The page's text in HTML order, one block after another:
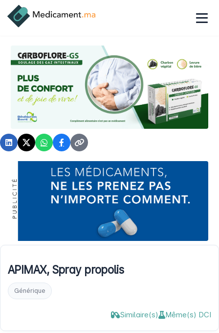
APIMAX, Spray propolis
Générique
Similaire(s) Même(s) DCI